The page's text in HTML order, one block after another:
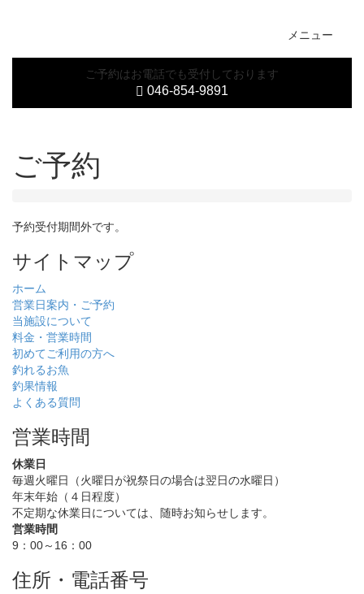
メニュー
ご予約はお電話でも受付しております
046-854-9891
ご予約
予約受付期間外です。
サイトマップ
ホーム
営業日案内・ご予約
当施設について
料金・営業時間
初めてご利用の方へ
釣れるお魚
釣果情報
よくある質問
営業時間
休業日
毎週火曜日（火曜日が祝祭日の場合は翌日の水曜日）
年末年始（４日程度）
不定期な休業日については、随時お知らせします。
営業時間
9：00～16：00
住所・電話番号